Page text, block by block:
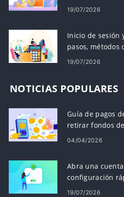
19/07/2026
Inicio de sesión
pasos, métodos
19/07/2026
NOTICIAS POPULARES
Guía de pagos
retirar fondos
04/04/2026
Abra una
configuración
trading
19/07/2026